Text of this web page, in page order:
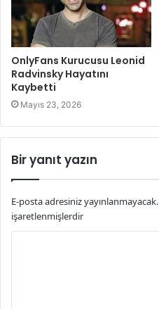
OnlyFans Kurucusu Leonid
Radvinsky Hayatını
Kaybetti
Mayıs 23, 2026
Bir yanıt yazın
E-posta adresiniz yayınlanmayacak.
işaretlenmişlerdir